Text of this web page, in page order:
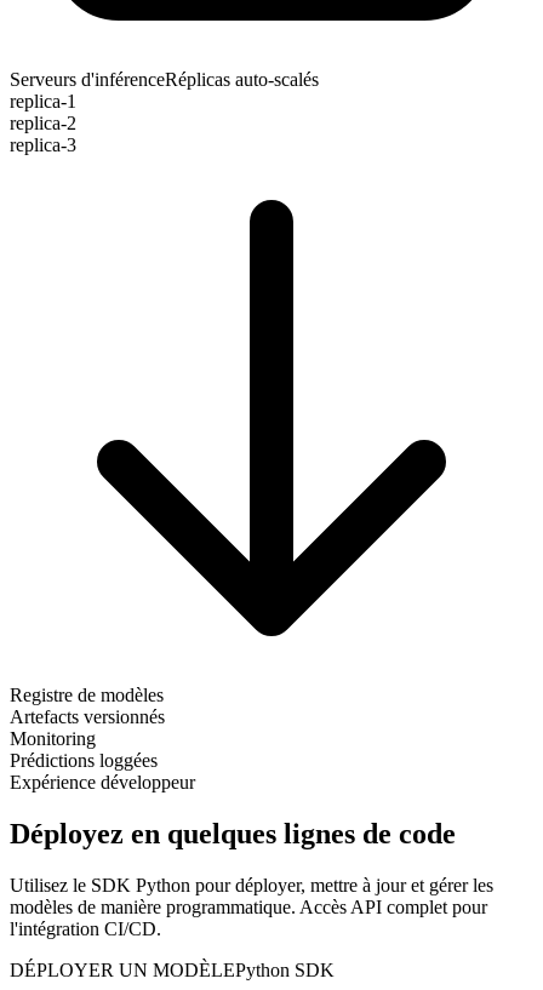
Serveurs d'inférenceRéplicas auto-scalés
replica-1
replica-2
replica-3
Registre de modèles
Artefacts versionnés
Monitoring
Prédictions loggées
Expérience développeur
Déployez en quelques lignes de code
Utilisez le SDK Python pour déployer, mettre à jour et gérer les
modèles de manière programmatique. Accès API complet pour
l'intégration CI/CD.
DÉPLOYER UN MODÈLEPython SDK